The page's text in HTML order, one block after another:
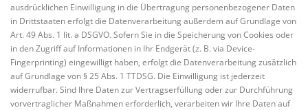
ausdrücklichen Einwilligung in die Übertragung personenbezogener Daten
in Drittstaaten erfolgt die Datenverarbeitung außerdem auf Grundlage von
Art. 49 Abs. 1 lit. a DSGVO. Sofern Sie in die Speicherung von Cookies oder
in den Zugriff auf Informationen in Ihr Endgerät (z. B. via Device-
Fingerprinting) eingewilligt haben, erfolgt die Datenverarbeitung zusätzlich
auf Grundlage von § 25 Abs. 1 TTDSG. Die Einwilligung ist jederzeit
widerrufbar. Sind Ihre Daten zur Vertragserfüllung oder zur Durchführung
vorvertraglicher Maßnahmen erforderlich, verarbeiten wir Ihre Daten auf